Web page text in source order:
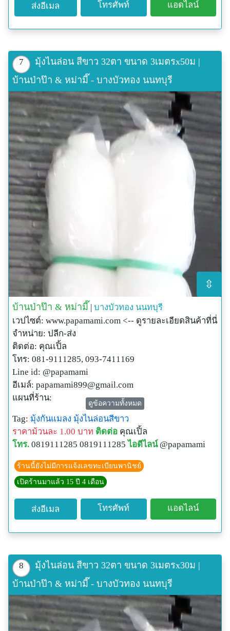
ส่งอีเมล โทรศัพท์ แอดไลน์
7
มุ้งไนล่อน สีขาว 32ตา ขนาด 3เมตรx50ม |
บ้านป่าป๊า & หม่ามี๊ - บางบัวทอง นนทบุรี
⇳
บ้านป่าป๊า & หม่ามี๊ บางบัวทอง นนทบุรี
เวปไซต์: www.papamami.com <-- ดูรายละเอียดสินค้าที่นี่
จำหน่าย: ปลีก-ส่ง
ติดต่อ: คุณเปิ้ล
โทร: 081-9111285, 093-7411169
Line id: @papamami
อีเมล์: papamami899@gmail.com
แผนที่ร้าน:
http://www.papamami.com/index.phplay=show&ac=arti
cle&Id=539360476
พิกัดGPSของร้าน:
N13o54' 12.3"
E100o24' 27.8"
ดูข้อความทั้งหมด
Tag: มุ้งกันแมลง มุ้งไนล่อนสีขาว
ราคาม้วนละ 1.00 บาท ติดต่อ คุณเปิ้ล
โทร. 0819111285 0819111285 ไอดีไลน์ @papamami
ร้านนี้ยังไม่มีการแจ้งเลขทะเบียนพานิชย์
เปิดร้านมาแล้ว 15 ปี 4 เดือน
ส่งอีเมล โทรศัพท์ แอดไลน์
8
มุ้งไนล่อน สีขาว 32ตา ขนาด 3เมตรx30ม |
บ้านป่าป๊า & หม่ามี๊ - บางบัวทอง นนทบุรี